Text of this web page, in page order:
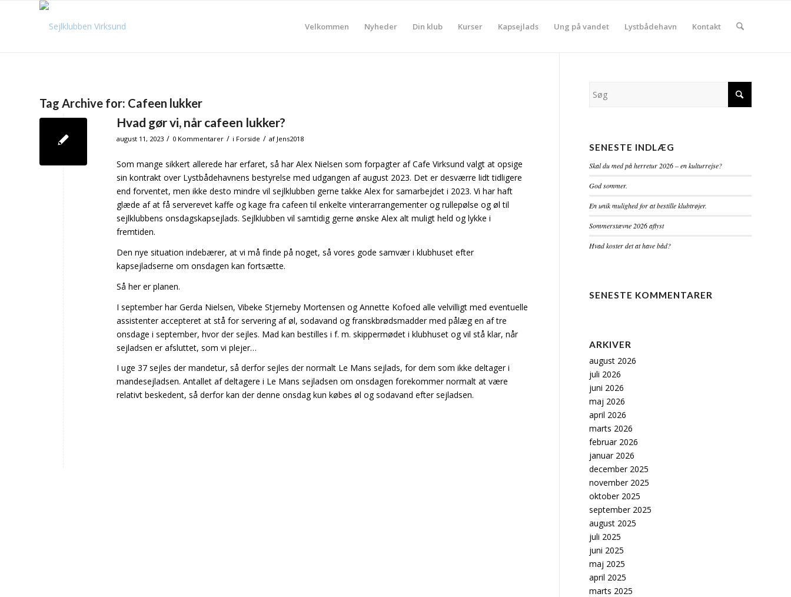
Velkommen Nyheder Din klub Kurser Kapsejlads Ung på vandet Lystbådehavn Kontakt
Tag Archive for: Cafeen lukker
Hvad gør vi, når cafeen lukker?
august 11, 2023 / 0 Kommentarer / i Forside / af Jens2018
Som mange sikkert allerede har erfaret, så har Alex Nielsen som forpagter af Cafe Virksund valgt at opsige
sin kontrakt over Lystbådehavnens bestyrelse med udgangen af august 2023. Det er desværre lidt tidligere
end forventet, men ikke desto mindre vil sejlklubben gerne takke Alex for samarbejdet i 2023. Vi har haft
glæde af at få serverevet kaffe og kage fra cafeen til enkelte vinterarrangementer og rullepølse og øl til
sejlklubbens onsdagskapsejlads. Sejlklubben vil samtidig gerne ønske Alex alt muligt held og lykke i
fremtiden.
Den nye situation indebærer, at vi må finde på noget, så vores gode samvær i klubhuset efter
kapsejladserne om onsdagen kan fortsætte.
Så her er planen.
I september har Gerda Nielsen, Vibeke Stjerneby Mortensen og Annette Kofoed alle velvilligt med eventuelle
assistenter accepteret at stå for servering af øl, sodavand og franskbrødsmadder med pålæg en af tre
onsdage i september, hvor der sejles. Mad kan bestilles i f. m. skippermødet i klubhuset og vil stå klar, når
sejladsen er afsluttet, som vi plejer…
I uge 37 sejles der mandetur, så derfor sejles der normalt Le Mans sejlads, for dem som ikke deltager i
mandesejladsen. Antallet af deltagere i Le Mans sejladsen om onsdagen forekommer normalt at være
relativt beskedent, så derfor kan der denne onsdag kun købes øl og sodavand efter sejladsen.
SENESTE INDLÆG
Skal du med på herretur 2026 – en kulturrejse?
God sommer.
En unik mulighed for at bestille klubtrøjer.
Sommerstævne 2026 aflyst
Hvad koster det at have båd?
SENESTE KOMMENTARER
ARKIVER
august 2026
juli 2026
juni 2026
maj 2026
april 2026
marts 2026
februar 2026
januar 2026
december 2025
november 2025
oktober 2025
september 2025
august 2025
juli 2025
juni 2025
maj 2025
april 2025
marts 2025